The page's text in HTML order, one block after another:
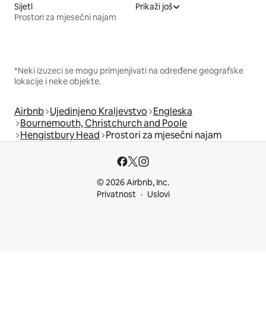
Sijetl
Prostori za mjesečni najam
Prikaži još
*Neki izuzeci se mogu primjenjivati na određene geografske
lokacije i neke objekte.
Airbnb Ujedinjeno Kraljevstvo Engleska
Bournemouth, Christchurch and Poole
Hengistbury Head Prostori za mjesečni najam
© 2026 Airbnb, Inc.
Privatnost
Uslovi